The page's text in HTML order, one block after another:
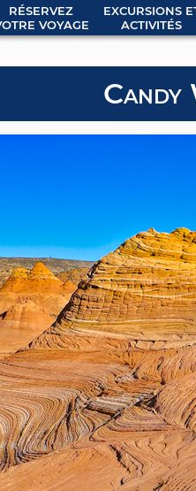
RÉSERVEZ
VOYAGE
EXCURSIONS
ACTIVITÉS
Candy